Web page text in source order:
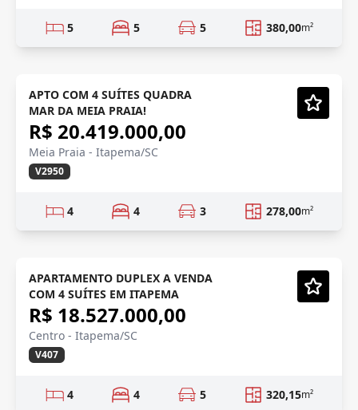
5 5 5 380,00m²
QUADRA MAR
Vídeo
Em Construção
APTO COM 4 SUÍTES QUADRA
MAR DA MEIA PRAIA!
R$ 20.419.000,00
Meia Praia - Itapema/SC
V2950
4 4 3 278,00m²
Duplex
Vídeo
Em Construção
APARTAMENTO DUPLEX A VENDA
COM 4 SUÍTES EM ITAPEMA
R$ 18.527.000,00
Centro - Itapema/SC
V407
4 4 5 320,15m²